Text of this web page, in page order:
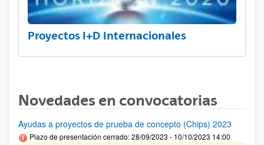
Proyectos I+D Internacionales
Novedades en convocatorias
Ayudas a proyectos de prueba de concepto (Chips) 2023
Plazo de presentación cerrado: 28/09/2023 - 10/10/2023 14:00